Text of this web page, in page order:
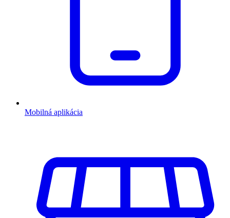
Mobilná aplikácia